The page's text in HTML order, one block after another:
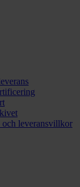
och leveransvillkor